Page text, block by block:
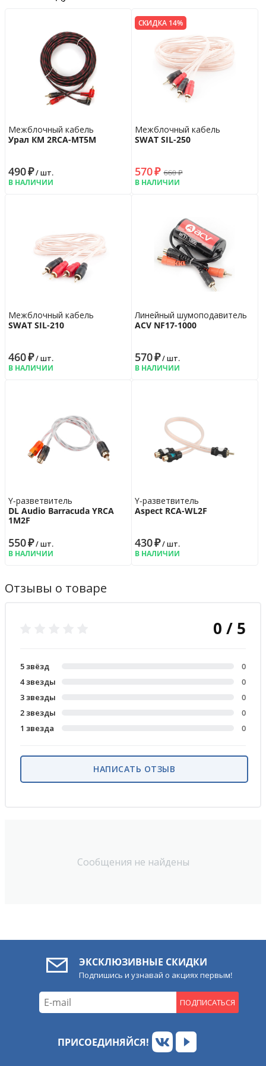
Межблочный кабель
Урал КМ 2RCA-МТ5М
490₽/ шт.
В НАЛИЧИИ
СКИДКА 14%
Межблочный кабель
SWAT SIL-250
570₽ 660₽
В НАЛИЧИИ
Межблочный кабель
SWAT SIL-210
460₽/ шт.
В НАЛИЧИИ
Линейный шумоподавитель
ACV NF17-1000
570₽/ шт.
В НАЛИЧИИ
Y-разветвитель
DL Audio Barracuda YRCA
1M2F
550₽/ шт.
В НАЛИЧИИ
Y-разветвитель
Aspect RCA-WL2F
430₽/ шт.
В НАЛИЧИИ
Отзывы о товаре
Сообщения не найдены
0 / 5
5 звёзд
0
4 звезды
0
3 звезды
0
2 звезды
0
1 звезда
0
НАПИСАТЬ ОТЗЫВ
ЭКСКЛЮЗИВНЫЕ СКИДКИ
Подпишись и узнавай о акциях первым!
ПОДПИСАТЬСЯ
ПРИСОЕДИНЯЙСЯ!